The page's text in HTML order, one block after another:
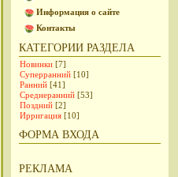
Информация о сайте
Контакты
КАТЕГОРИИ РАЗДЕЛА
Новинки [7]
Суперранний [10]
Ранний [41]
Среднеранний [53]
Поздний [2]
Ирригация [10]
ФОРМА ВХОДА
РЕКЛАМА